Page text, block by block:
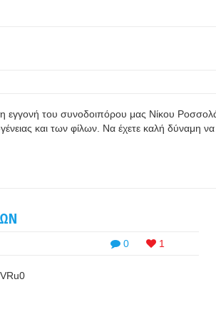
του συνοδοιπόρου μας Νίκου
και των φίλων. Να έχετε καλή δύναμη
0 1